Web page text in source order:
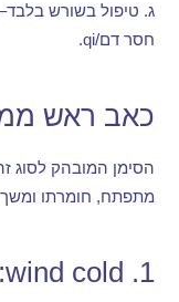
ג. טיפול בשורש בלבד
חסר דם/qi.
כאב ראש
הסימן המובהק לסוג
מתפתח, חומרתו ומשך
1. wind cold: